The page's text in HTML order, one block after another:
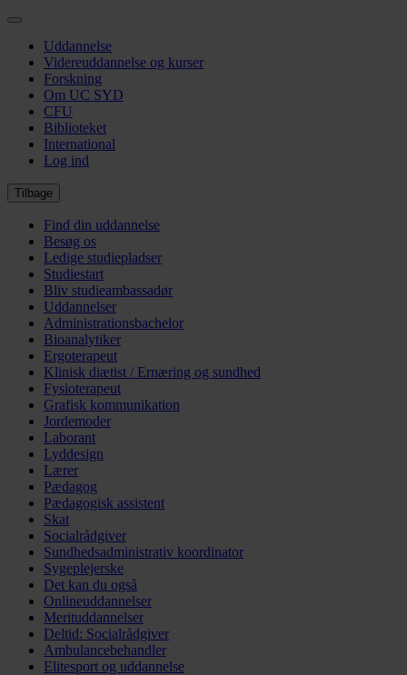
Gå
hovedindhold
Uddannelse
Videreuddannelse og kurser
Forskning
Om UC SYD
CFU
Biblioteket
International
Log ind
Tilbage
Find din uddannelse
Besøg os
Ledige studiepladser
Studiestart
Bliv studieambassadør
Uddannelser
Administrationsbachelor
Bioanalytiker
Ergoterapeut
Klinisk diætist / Ernæring og sundhed
Fysioterapeut
Grafisk kommunikation
Jordemoder
Laborant
Lyddesign
Lærer
Pædagog
Pædagogisk assistent
Skat
Socialrådgiver
Sundhedsadministrativ koordinator
Sygeplejerske
Det kan du også
Onlineuddannelser
Merituddannelser
Deltid: Socialrådgiver
Ambulancebehandler
Elitesport og uddannelse